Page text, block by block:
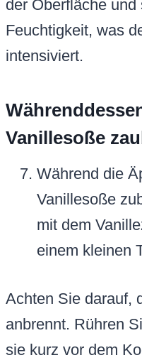
der Oberfläche
Feuchtigkeit, was
intensiviert.
Vanillesoße
Während die
Vanillesoße
mit dem
einem kleinen
Achten Sie darauf,
anbrennt. Rühren
sie kurz vor dem